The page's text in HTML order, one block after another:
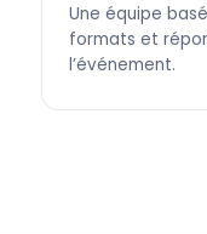
Une équipe
formats et
l’événement.